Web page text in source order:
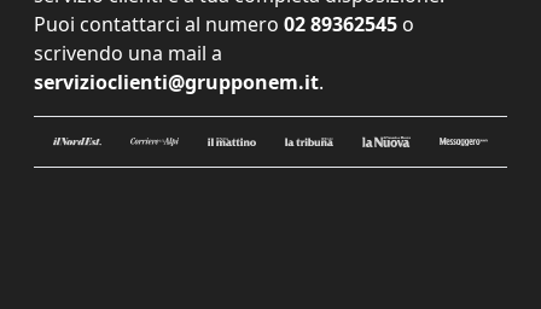
Puoi contattarci al numero 02 89362545 o
scrivendo una mail a
servizioclienti@grupponem.it.